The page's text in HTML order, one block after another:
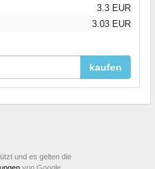
3.3 EUR
3.03 EUR
kaufen
und es gelten die